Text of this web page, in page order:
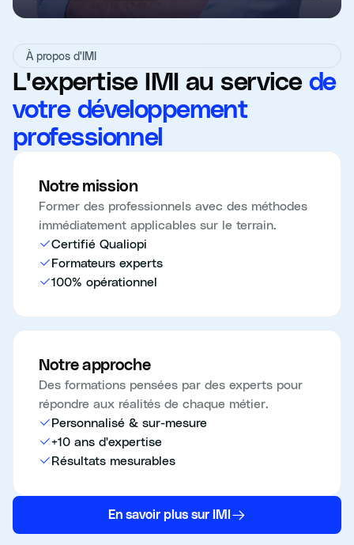
À propos d'IMI
L'expertise IMI au service de
votre développement
professionnel
Notre mission
Former des professionnels avec des méthodes
immédiatement applicables sur le terrain.
Certifié Qualiopi
Formateurs experts
100% opérationnel
Notre approche
Des formations pensées par des experts pour
répondre aux réalités de chaque métier.
Personnalisé & sur-mesure
+10 ans d'expertise
Résultats mesurables
En savoir plus sur IMI